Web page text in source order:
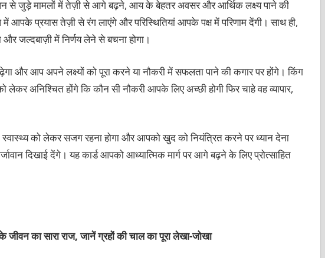
जुड़े मामलों में तेज़ी से आगे बढ़ने, आय के बेहतर अवसर और आर्थिक लक्ष्य पाने की
आपके प्रयास तेज़ी से रंग लाएंगे और परिस्थितियां आपके पक्ष में परिणाम देंगी। साथ ही,
जल्दबाज़ी में निर्णय लेने से बचना होगा।
आप अपने लक्ष्यों को पूरा करने या नौकरी में सफलता पाने की कगार पर होंगे। किंग
अनिश्चित होंगे कि कौन सी नौकरी आपके लिए अच्छी होगी फिर चाहे वह व्यापार,
को लेकर सजग रहना होगा और आपको खुद को नियंत्रित करने पर ध्यान देना
दिखाई देंगे। यह कार्ड आपको आध्यात्मिक मार्ग पर आगे बढ़ने के लिए प्रोत्साहित
जीवन का सारा राज, जानें ग्रहों की चाल का पूरालेखा-जोखा